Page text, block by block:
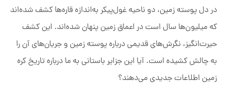
در دل پوسته زمین، دو ناحیه‌ غول‌پیکر به‌اندازه قاره‌ها کشف شده‌اند
که میلیون‌ها سال است در اعماق زمین پنهان شده‌اند. این کشف
حیرت‌انگیز، نگرش‌های قدیمی درباره‌ پوسته زمین و جریان‌های آن را
به چالش کشیده است. آیا این جزایر باستانی به ما درباره‌ تاریخ کره
زمین اطلاعات جدیدی می‌دهند؟